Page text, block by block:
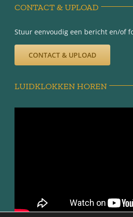
CONTACT & UPLOAD
Stuur eenvoudig een bericht en/of
CONTACT & UPLOAD
LUIDKLOKKEN HOREN